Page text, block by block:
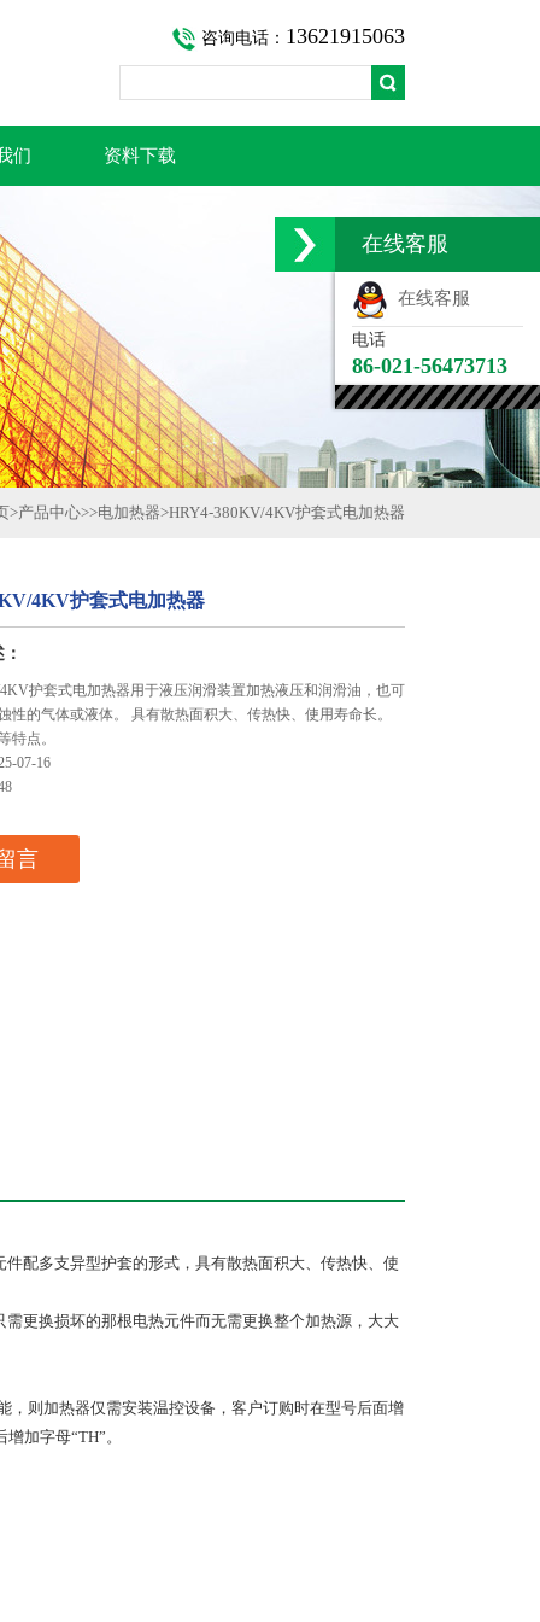
咨询电话： 13621915063
们 资料下载
>产品中心>>电加热器>HRY4-380KV/4KV护套式电加热器
4KV护套式电加热器
护套式电加热器用于液压润滑装置加热液压和润滑油，也可
性的气体或液体。 具有散热面积大、传热快、使用寿命长。
特点。
07-16
言
配多支异型护套的形式，具有散热面积大、传热快、使
更换损坏的那根电热元件而无需更换整个加热源，大大
，则加热器仅需安装温控设备，客户订购时在型号后面增
加字母“TH”。
在线客服
在线客服
电话
86-021-56473713